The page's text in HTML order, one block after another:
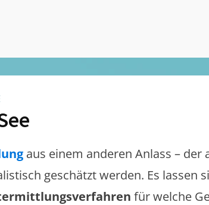
aus einem anderen Anlass – der
geschätzt werden. Es lassen
für welche